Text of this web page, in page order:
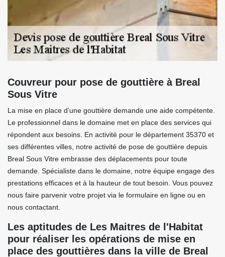
Couvreur pour pose de gouttière à Breal
Sous Vitre
La mise en place d’une gouttière demande une aide compétente.
Le professionnel dans le domaine met en place des services qui
répondent aux besoins. En activité pour le département 35370 et
ses différentes villes, notre activité de pose de gouttière depuis
Breal Sous Vitre embrasse des déplacements pour toute
demande. Spécialiste dans le domaine, notre équipe engage des
prestations efficaces et à la hauteur de tout besoin. Vous pouvez
nous faire parvenir votre projet via le formulaire en ligne ou en
nous contactant.
Les aptitudes de Les Maitres de l'Habitat
pour réaliser les opérations de mise en
place des gouttières dans la ville de Breal